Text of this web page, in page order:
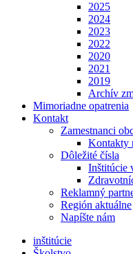
2025
2024
2023
2022
2020
2021
2019
Archív
Mimoriadne opatrenia
Kontakt
Zamestnanci
Kontakty
Dôležité čísla
Inštitúcie
Reklamný
Región aktuálne
Napíšte nám
inštitúcie